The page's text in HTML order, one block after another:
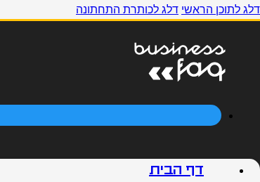
דלג לתוכן הראשי דלג לכותרת התחתונה
דף הבית